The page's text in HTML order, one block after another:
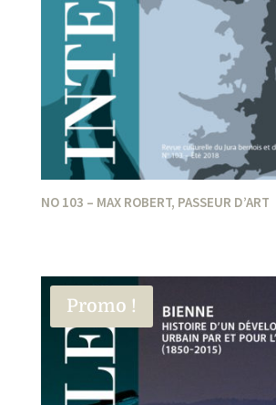
NO 103 – MAX ROBERT, PASSEUR D’ART
Promo !